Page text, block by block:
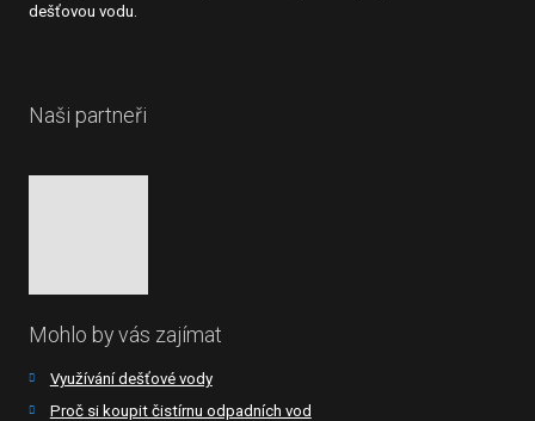
dešťovou vodu.
Naši partneři
Mohlo by vás zajímat
Využívání dešťové vody
Proč si koupit čistírnu odpadních vod